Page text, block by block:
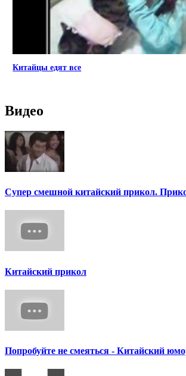
Китайцы едят все
Видео
Супер смешной китайский прикол.
Китайский прикол
Попробуйте не смеяться - Китайский